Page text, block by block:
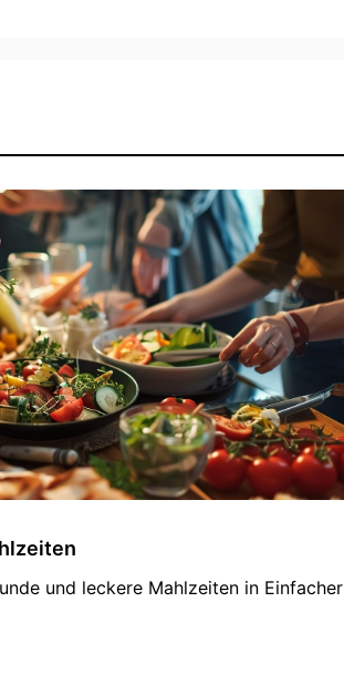
und leckere Mahlzeiten in Einfacher